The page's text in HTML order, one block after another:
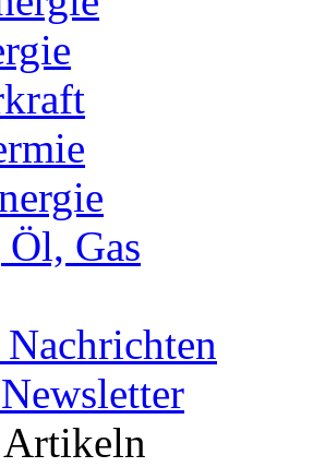
Gas
Nachrichten
Artikeln